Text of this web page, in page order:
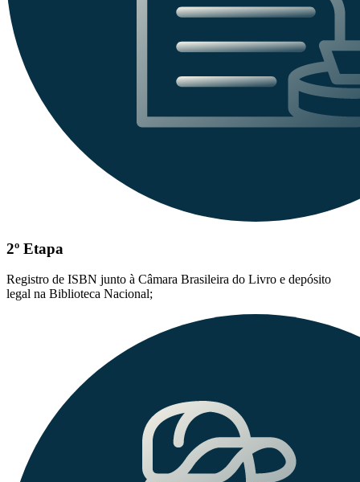
2º Etapa
Registro de ISBN junto à Câmara Brasileira do Livro e depósito
legal na Biblioteca Nacional;